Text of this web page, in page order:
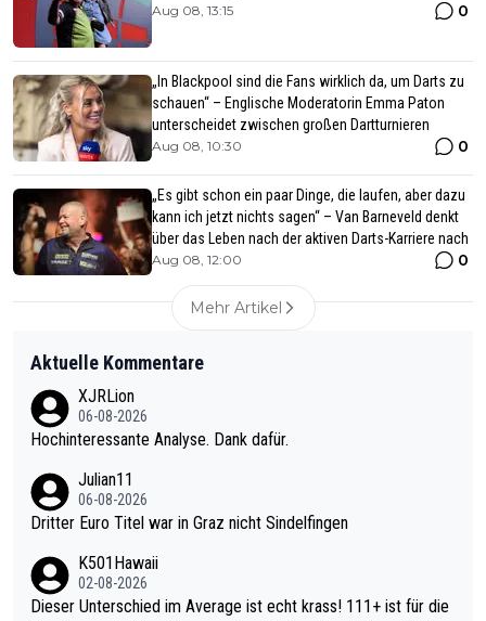
Aug 08, 13:15 0
„In Blackpool sind die Fans wirklich da, um Darts zu
schauen“ – Englische Moderatorin Emma Paton
unterscheidet zwischen großen Dartturnieren
Aug 08, 10:30 0
„Es gibt schon ein paar Dinge, die laufen, aber dazu
kann ich jetzt nichts sagen“ – Van Barneveld denkt
über das Leben nach der aktiven Darts-Karriere nach
Aug 08, 12:00 0
Mehr Artikel
Aktuelle Kommentare
XJRLion
06-08-2026
Hochinteressante Analyse. Dank dafür.
Julian11
06-08-2026
Dritter Euro Titel war in Graz nicht Sindelfingen
K501Hawaii
02-08-2026
Dieser Unterschied im Average ist echt krass! 111+ ist für die